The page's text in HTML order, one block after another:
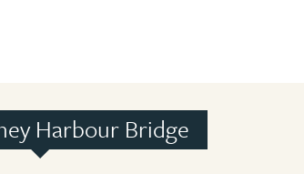
Harbour Bridge